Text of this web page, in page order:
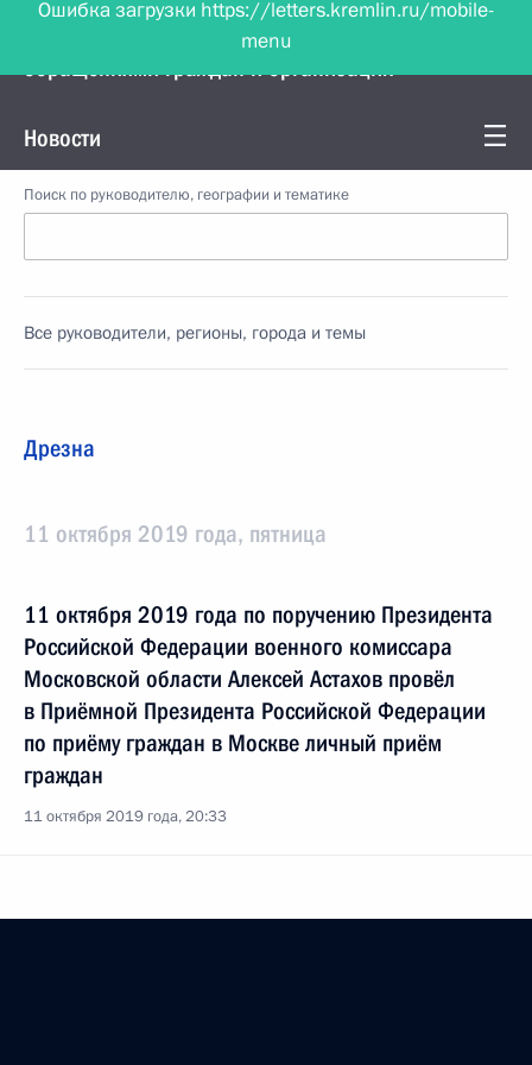
Управление Президента по работе с
обращениями граждан и организаций
Новости
Поиск по руководителю, географии и тематике
Все руководители, регионы, города и темы
Дрезна
11 октября 2019 года, пятница
11 октября 2019 года по поручению Президента
Российской Федерации военного комиссара
Московской области Алексей Астахов провёл
в Приёмной Президента Российской Федерации
по приёму граждан в Москве личный приём
граждан
11 октября 2019 года, 20:33
menu